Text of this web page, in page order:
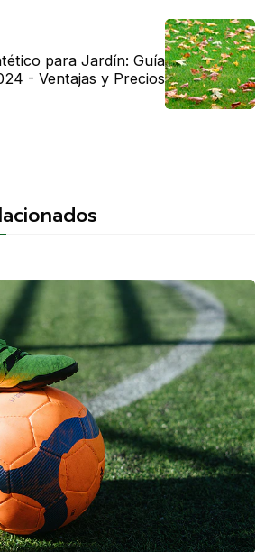
para Jardín: Guía
- Ventajas y Precios